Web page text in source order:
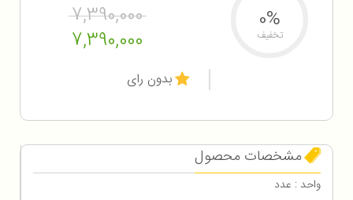
7,390,000
7,390,000
0%
تخفیف
بدون رای
مشخصات محصول
واحد : عدد